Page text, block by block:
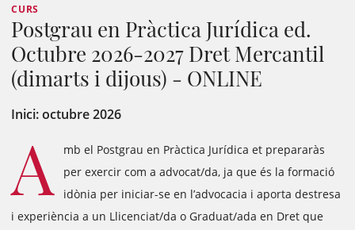
CURS
Postgrau en Pràctica Jurídica ed.
Octubre 2026-2027 Dret Mercantil
(dimarts i dijous) - ONLINE
Inici: octubre 2026
A
mb el Postgrau en Pràctica Jurídica et prepararàs
per exercir com a advocat/da, ja que és la formació
idònia per iniciar-se en l’advocacia i aporta destresa
i experiència a un Llicenciat/da o Graduat/ada en Dret que